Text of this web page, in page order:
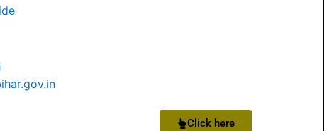
Click here